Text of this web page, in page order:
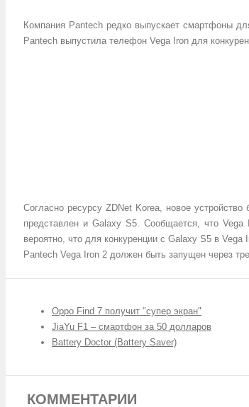
Компания Pantech редко выпускает смартфоны
Pantech выпустила телефон Vega Iron для
Согласно ресурсу ZDNet Korea, новое
представлен и Galaxy S5. Сообщается, что
вероятно, что для конкуренции с Galaxy S5 в
Pantech Vega Iron 2 должен быть запущен через
Oppo Find 7 получит "супер экран"
JiaYu F1 – смартфон за 50 долларов
Battery Doctor (Battery Saver)
КОММЕНТАРИИ